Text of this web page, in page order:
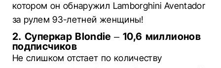
котором он обнаружил Lamborghini Aventador
за рулем 93-летней женщины!
2. Суперкар Blondie – 10,6 миллионов
подписчиков
Не слишком отстает по количеству